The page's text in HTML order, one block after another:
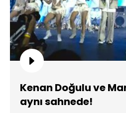
Kenan Doğulu ve
aynı sahnede!